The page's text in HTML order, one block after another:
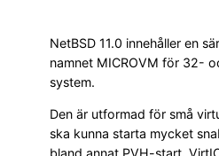
NetBSD 11.0 innehåller en
namnet MICROVM för 32-
system.
Den är utformad för små
ska kunna starta mycket
bland annat PVH-start,